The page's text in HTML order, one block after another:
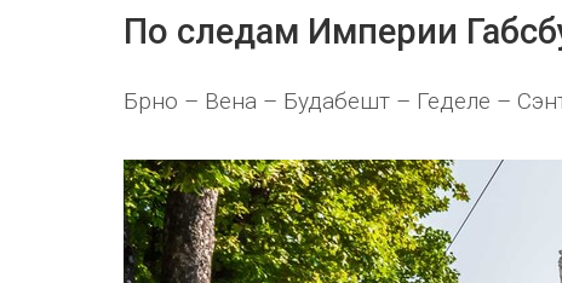
По следам Империи
Брно – Вена – Будабешт – Геделе –